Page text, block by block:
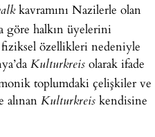
kavramını Nazilerle olan
göre halkın üyelerini
özellikleri nedeniyle
Kulturkreis olarak ifade
toplumdaki çelişkiler ve
Kulturkreis kendisine